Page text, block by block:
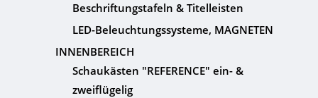
Beschriftungstafeln & Titelleisten
LED-Beleuchtungssysteme, MAGNETEN
INNENBEREICH
Schaukästen "REFERENCE" ein- &
zweiflügelig